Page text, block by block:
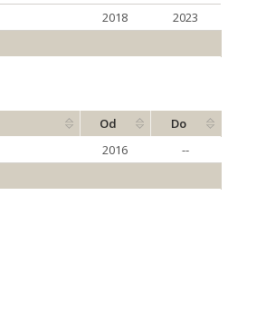
2018
2023
Od
Do
2016
--